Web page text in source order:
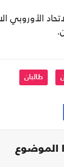
الأوروبي
طالبان
الموضوع